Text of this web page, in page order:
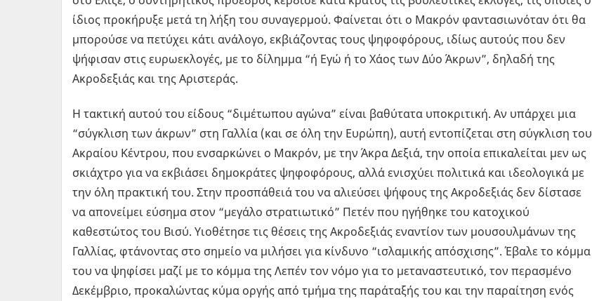
ίδιος προκήρυξε μετά τη λήξη του συναγερμού. Φαίνεται ότι ο Μακρόν φαντασιωνόταν ότι θα
μπορούσε να πετύχει κάτι ανάλογο, εκβιάζοντας τους ψηφοφόρους, ιδίως αυτούς που δεν
ψήφισαν στις ευρωεκλογές, με το δίλημμα “ή Εγώ ή το Χάος των Δύο Άκρων”, δηλαδή της
Ακροδεξιάς και της Αριστεράς.
Η τακτική αυτού του είδους “διμέτωπου αγώνα” είναι βαθύτατα υποκριτική. Αν υπάρχει μια
“σύγκλιση των άκρων” στη Γαλλία (και σε όλη την Ευρώπη), αυτή εντοπίζεται στη σύγκλιση του
Ακραίου Κέντρου, που ενσαρκώνει ο Μακρόν, με την Άκρα Δεξιά, την οποία επικαλείται μεν ως
σκιάχτρο για να εκβιάσει δημοκράτες ψηφοφόρους, αλλά ενισχύει πολιτικά και ιδεολογικά με
την όλη πρακτική του. Στην προσπάθειά του να αλιεύσει ψήφους της Ακροδεξιάς δεν δίστασε
να απονείμει εύσημα στον “μεγάλο στρατιωτικό” Πετέν που ηγήθηκε του κατοχικού
καθεστώτος του Βισύ. Υιοθέτησε τις θέσεις της Ακροδεξιάς εναντίον των μουσουλμάνων της
Γαλλίας, φτάνοντας στο σημείο να μιλήσει για κίνδυνο “ισλαμικής απόσχισης”. Έβαλε το κόμμα
του να ψηφίσει μαζί με το κόμμα της Λεπέν τον νόμο για το μεταναστευτικό, τον περασμένο
Δεκέμβριο, προκαλώντας κύμα οργής από τμήμα της παράταξής του και την παραίτηση ενός